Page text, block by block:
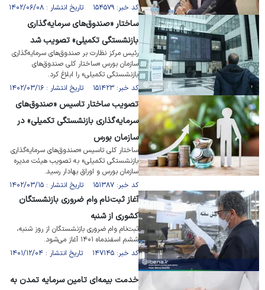
کد خبر: ۱۵۴۵۷۹ تاریخ انتشار : ۱۴۰۲/۰۶/۰۸
ساختار «صندوق‌های سرمایه‌گذاری
بازنشستگی تکمیلی» تصویب شد
رئیس مرکز نظارت بر صندوق‌های سرمایه‌گذاری
سازمان بورس «ساختار کلی صندوق‌های
بازنشستگی تکمیلی» را ابلاغ کرد.
کد خبر: ۱۵۱۴۲۳ تاریخ انتشار : ۱۴۰۲/۰۳/۱۶
تصویب ساختار تاسیس «صندوق‌های
سرمایه‌گذاری بازنشستگی تکمیلی» در
سازمان بورس
ساختار کلی تاسیس «صندوق‌های سرمایه‌گذاری
بازنشستگی تکمیلی» به تصویب هیئت مدیره
سازمان بورس و اوراق بهادار رسید.
کد خبر: ۱۵۱۳۸۷ تاریخ انتشار : ۱۴۰۲/۰۳/۱۵
آغاز ثبت‌نام وام ضروری بازنشستگان
کشوری از شنبه
ثبت‌نام وام ضروری بازنشستگان از روز شنبه،
ششم اسفندماه ۱۴۰۱ آغاز می‌شود.
کد خبر: ۱۴۷۱۴۵ تاریخ انتشار : ۱۴۰۱/۱۲/۰۴
خدمت بیمه‌ای تامین سرمایه تمدن به